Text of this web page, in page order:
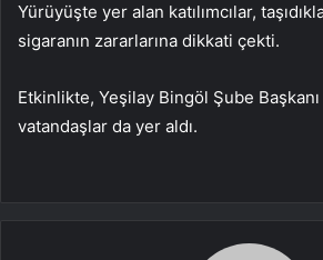
Yürüyüşte yer alan katılımcılar,
sigaranın zararlarına dikkati çekti.
Etkinlikte, Yeşilay Bingöl Şube
vatandaşlar da yer aldı.